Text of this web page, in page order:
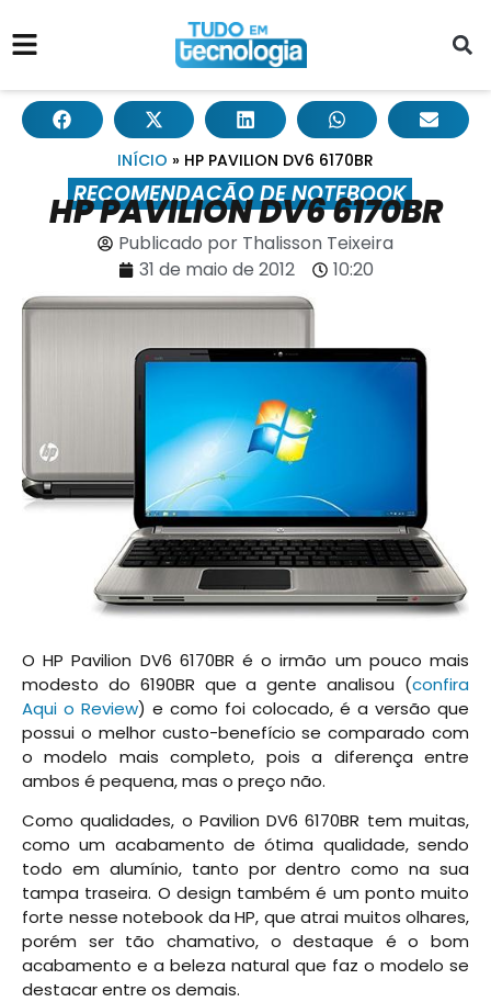
INÍCIO » HP PAVILION DV6 6170BR
RECOMENDAÇÃO DE NOTEBOOK
HP PAVILION DV6 6170BR
Publicado por Thalisson Teixeira
31 de maio de 2012
10:20
O HP Pavilion DV6 6170BR é o irmão um pouco mais
modesto do 6190BR que a gente analisou (confira
Aqui o Review) e como foi colocado, é a versão que
possui o melhor custo-benefício se comparado com
o modelo mais completo, pois a diferença entre
ambos é pequena, mas o preço não.
Como qualidades, o Pavilion DV6 6170BR tem muitas,
como um acabamento de ótima qualidade, sendo
todo em alumínio, tanto por dentro como na sua
tampa traseira. O design também é um ponto muito
forte nesse notebook da HP, que atrai muitos olhares,
porém ser tão chamativo, o destaque é o bom
acabamento e a beleza natural que faz o modelo se
destacar entre os demais.